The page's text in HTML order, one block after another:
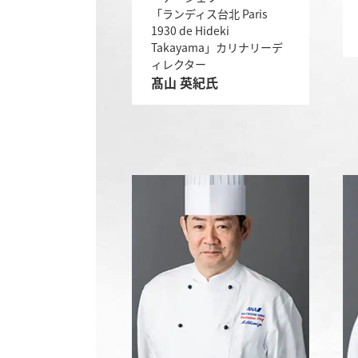
「ランディス台北 Paris
1930 de Hideki
Takayama」カリナリーデ
ィレクター
髙山 英紀氏